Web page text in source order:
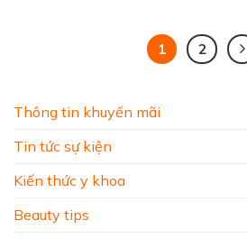
Thông tin khuyến mãi
Tin tức sự kiện
Kiến thức y khoa
Beauty tips
1 2